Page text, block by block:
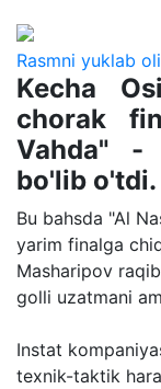
Rasmni yuklab
Kecha
chorak
Vahda" -
bo'lib o'tdi.
Bu bahsda "Al
yarim finalga
Masharipov
golli uzatmani
Instat
texnik-taktik